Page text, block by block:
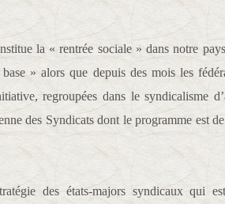
la « rentrée sociale » dans notre
» alors que depuis des mois les
regroupées dans le syndicalisme
des Syndicats dont le programme est
des états-majors syndicaux qui